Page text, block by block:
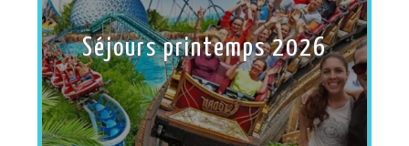
Séjours printemps 2026